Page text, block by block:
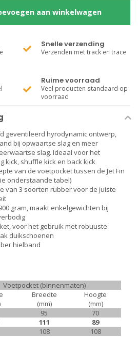
aan winkelwagen
Snelle verzending
Verzenden met track en trace
Ruime voorraad
Veel producten standaard op
voorraad
geventileerd hyrodynamic ontwerp,
bij opwaartse slag en meer
slag. Ideaal voor het
kick, shuffle kick en back kick
van de voetpocket tussen de Jet Fin
onderstaande tabel)
van 3 soorten rubber voor de juiste
gram, maakt enkelgewichten bij
voor het gebruik met robuuste
duikschoenen
hielband
Voetpocket (binnenmaten)
Breedte
(mm)
Hoogte
(mm)
95
70
111
89
108 108